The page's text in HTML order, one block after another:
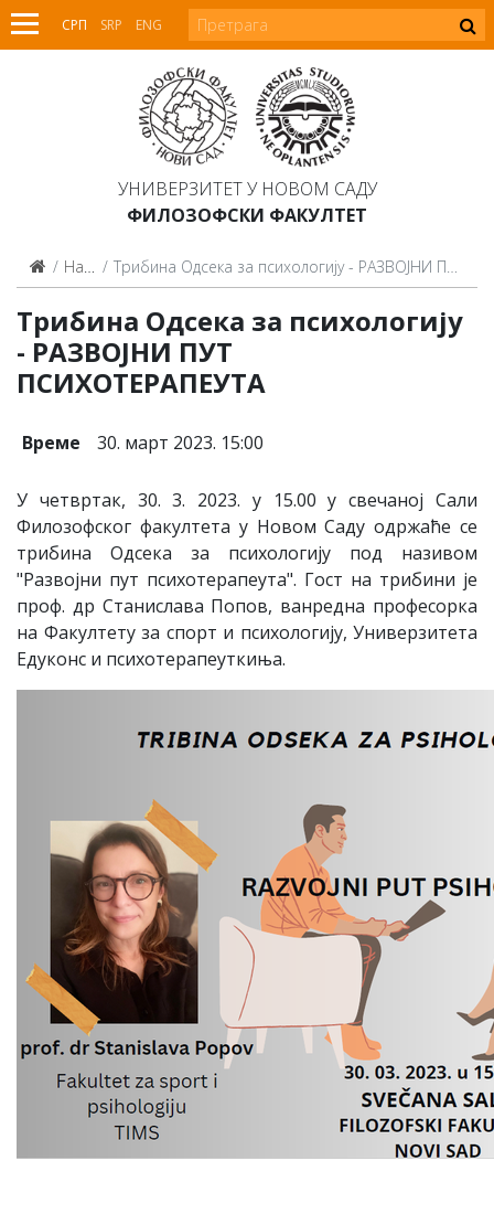
СРП SRP ENG
УНИВЕРЗИТЕТ У НОВОМ САДУ
ФИЛОЗОФСКИ ФАКУЛТЕТ
Најаве Трибина Одсека за психологију - РАЗВОЈНИ ПУТ ПСИХОТЕРАПЕУТА
Трибина Одсека за психологију
- РАЗВОЈНИ ПУТ
ПСИХОТЕРАПЕУТА
Време 30. март 2023. 15:00
У четвртак, 30. 3. 2023. у 15.00 у свечаној Сали
Филозофског факултета у Новом Саду одржаће се
трибина Одсека за психологију под називом
"Развојни пут психотерапеута". Гост на трибини је
проф. др Станислава Попов, ванредна професорка
на Факултету за спорт и психологију, Универзитета
Едуконс и психотерапеуткиња.